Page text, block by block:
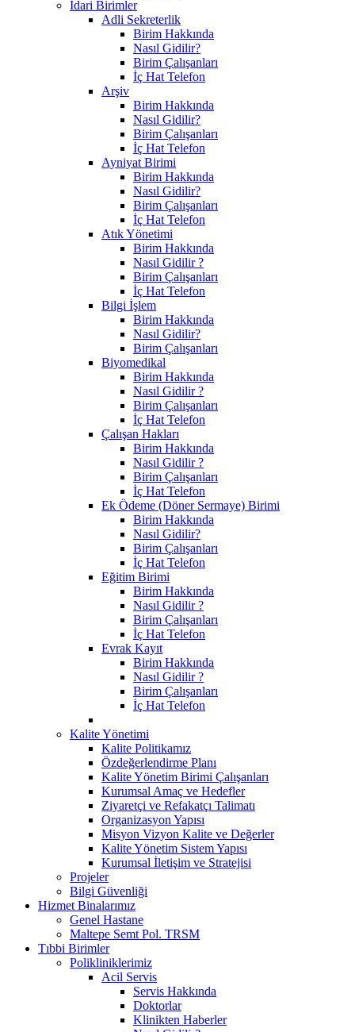
İdari Birimler
Adli Sekreterlik
Birim Hakkında
Nasıl Gidilir?
Birim Çalışanları
İç Hat Telefon
Arşiv
Birim Hakkında
Nasıl Gidilir?
Birim Çalışanları
İç Hat Telefon
Ayniyat Birimi
Birim Hakkında
Nasıl Gidilir?
Birim Çalışanları
İç Hat Telefon
Atık Yönetimi
Birim Hakkında
Nasıl Gidilir ?
Birim Çalışanları
İç Hat Telefon
Bilgi İşlem
Birim Hakkında
Nasıl Gidilir?
Birim Çalışanları
Biyomedikal
Birim Hakkında
Nasıl Gidilir ?
Birim Çalışanları
İç Hat Telefon
Çalışan Hakları
Birim Hakkında
Nasıl Gidilir ?
Birim Çalışanları
İç Hat Telefon
Ek Ödeme (Döner Sermaye) Birimi
Birim Hakkında
Nasıl Gidilir?
Birim Çalışanları
İç Hat Telefon
Eğitim Birimi
Birim Hakkında
Nasıl Gidilir ?
Birim Çalışanları
İç Hat Telefon
Evrak Kayıt
Birim Hakkında
Nasıl Gidilir ?
Birim Çalışanları
İç Hat Telefon
Kalite Yönetimi
Kalite Politikamız
Özdeğerlendirme Planı
Kalite Yönetim Birimi Çalışanları
Kurumsal Amaç ve Hedefler
Ziyaretçi ve Refakatçı Talimatı
Organizasyon Yapısı
Misyon Vizyon Kalite ve Değerler
Kalite Yönetim Sistem Yapısı
Kurumsal İletişim ve Stratejisi
Projeler
Bilgi Güvenliği
Hizmet Binalarımız
Genel Hastane
Maltepe Semt Pol. TRSM
Tıbbi Birimler
Polikliniklerimiz
Acil Servis
Servis Hakkında
Doktorlar
Klinikten Haberler